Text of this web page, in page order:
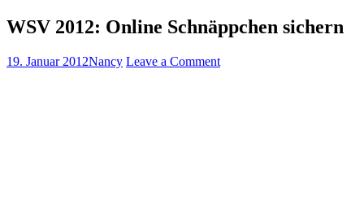
WSV 2012: Online Schnäppchen sichern
19. Januar 2012Nancy Leave a Comment